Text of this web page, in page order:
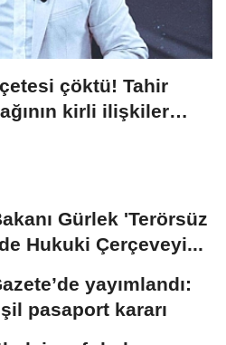
çöktü! Tahir
kirli ilişkiler
Gürlek 'Terörsüz
Hukuki Çerçeveyi...
yayımlandı:
pasaport kararı